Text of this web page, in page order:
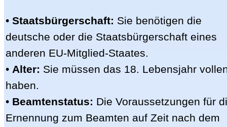
• Staatsbürgerschaft: Sie benötigen die
deutsche oder die Staatsbürgerschaft eines
anderen EU-Mitglied-Staates.
• Alter: Sie müssen das 18. Lebensjahr
haben.
• Beamtenstatus: Die Voraussetzungen für
Ernennung zum Beamten auf Zeit nach dem